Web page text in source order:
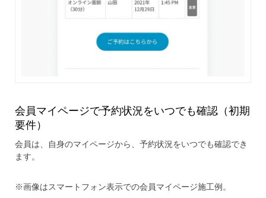
会員マイページで予約状況をいつでも確認（初期
要件）
会員は、自身のマイページから、予約状況をいつでも確認でき
ます。
※画像はスマートフォン表示での会員マイページ施工例。